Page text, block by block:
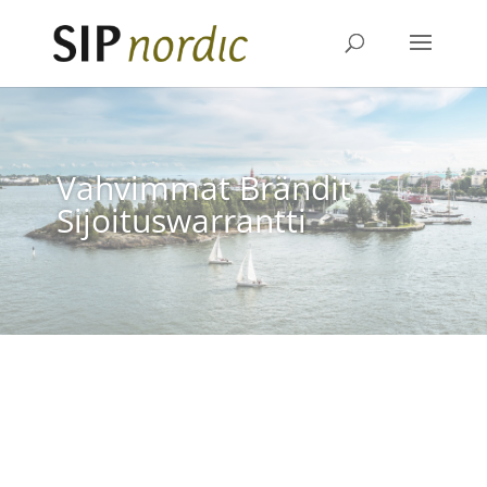
Vahvimmat Brändit
Sijoituswarrantti